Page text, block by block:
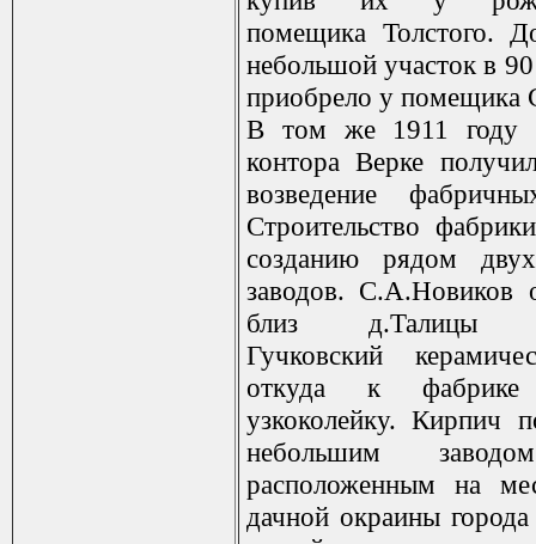
помещика Толстого.
небольшой участок в
приобрело у помещика
В том же 1911 году
контора Верке
возведение
Строительство
созданию рядом
заводов. С.А.Новиков
близ д.Талицы
Гучковский
откуда к фабрике
узкоколейку. Кирпич
небольшим
расположенным на
дачной окраины